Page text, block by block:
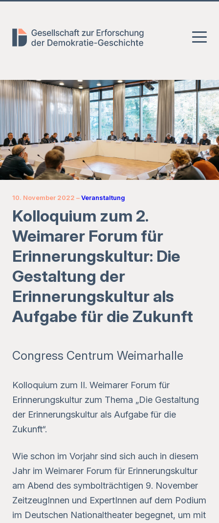
springen
springen
10. November 2022 –Veranstaltung
Kolloquium zum 2.
Weimarer Forum für
Erinnerungskultur: Die
Gestaltung der
Erinnerungskultur als
Aufgabe für die Zukunft
Congress Centrum Weimarhalle
Kolloquium zum II. Weimarer Forum für
Erinnerungskultur zum Thema „Die Gestaltung
der Erinnerungskultur als Aufgabe für die
Zukunft“.
Wie schon im Vorjahr sind sich auch in diesem
Jahr im Weimarer Forum für Erinnerungskultur
am Abend des symbolträchtigen 9. November
ZeitzeugInnen und ExpertInnen auf dem Podium
im Deutschen Nationaltheater begegnet, um mit